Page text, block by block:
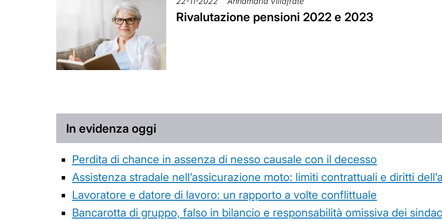
Rivalutazione pensioni 2022 e 2023
In evidenza oggi
Perdita di chance in assenza di nesso causale con il decesso
Assistenza stradale nell’assicurazione moto: limiti contrattuali e diritti
Lavoratore e datore di lavoro: un rapporto a volte conflittuale
Bancarotta di gruppo, falso in bilancio e responsabilità omissiva dei